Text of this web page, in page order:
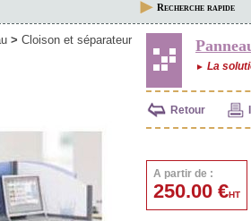
Recherche rapide
> Cloison et séparateur
► La
Retour
A partir de :
250.00 €HT